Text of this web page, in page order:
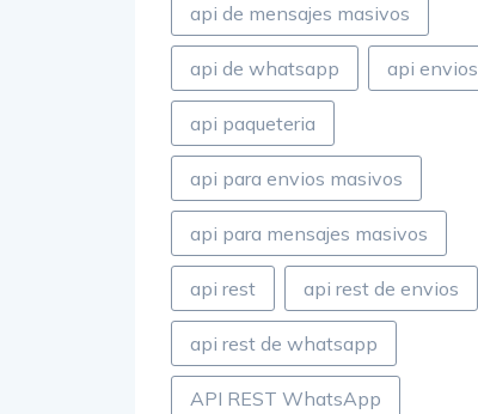
api de mensajes masivos
api de whatsapp api envios
api paqueteria
api para envios masivos
api para mensajes masivos
api rest api rest de envios
api rest de whatsapp
API REST WhatsApp